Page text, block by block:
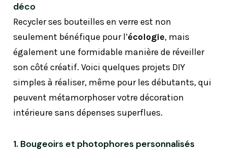
déco
Recycler ses bouteilles en verre est non
seulement bénéfique pour l’écologie, mais
également une formidable manière de réveiller
son côté créatif. Voici quelques projets DIY
simples à réaliser, même pour les débutants, qui
peuvent métamorphoser votre décoration
intérieure sans dépenses superflues.
1. Bougeoirs et photophores personnalisés